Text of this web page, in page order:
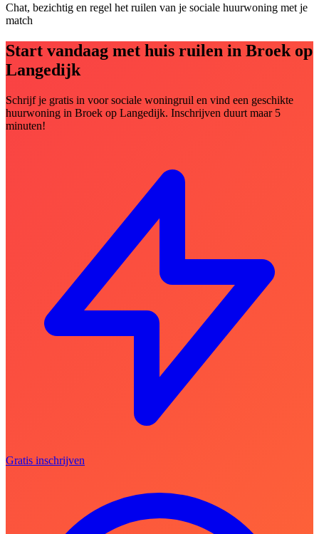
Chat, bezichtig en regel het ruilen van je sociale huurwoning met je
match
Start vandaag met huis ruilen in Broek op
Langedijk
Schrijf je gratis in voor sociale woningruil en vind een geschikte
huurwoning in Broek op Langedijk. Inschrijven duurt maar 5
minuten!
Gratis inschrijven